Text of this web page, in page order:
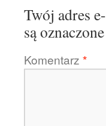
Twój adres
są oznaczone
Komentarz *